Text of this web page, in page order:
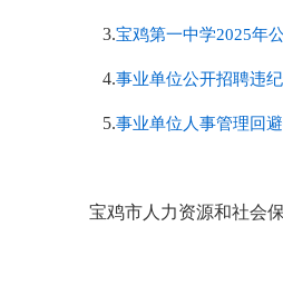
3.宝鸡第一中学2025年
4.事业单位公开招聘违
5.事业单位人事管理回
宝鸡市人力资源和社
2025